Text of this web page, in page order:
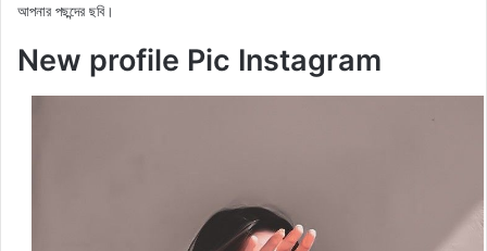
আপনার পছন্দের ছবি।
New profile Pic Instagram